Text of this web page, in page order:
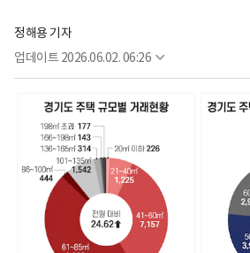
정해용 기자
업데이트 2026.06.02. 06:26